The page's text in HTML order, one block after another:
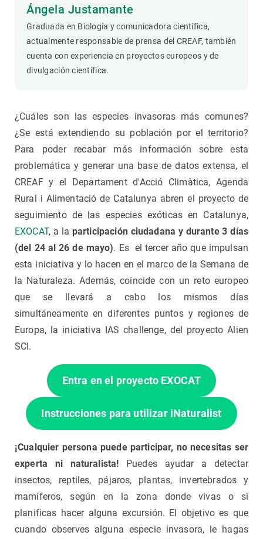
Ángela Justamante
Graduada en Biología y comunicadora científica,
actualmente responsable de prensa del CREAF, también
cuenta con experiencia en proyectos europeos y de
divulgación científica.
¿Cuáles son las especies invasoras más comunes?
¿Se está extendiendo su población por el territorio?
Para poder recabar más información sobre esta
problemática y generar una base de datos extensa, el
CREAF y el Departament d'Acció Climàtica, Agenda
Rural i Alimentació de Catalunya abren el proyecto de
seguimiento de las especies exóticas en Catalunya,
EXOCAT, a la participación ciudadana y durante 3 días
(del 24 al 26 de mayo). Es el tercer año que impulsan
esta iniciativa y lo hacen en el marco de la Semana de
la Naturaleza. Además, coincide con un reto europeo
que se llevará a cabo los mismos días
simultáneamente en diferentes puntos y regiones de
Europa, la iniciativa IAS challenge, del proyecto Alien
SCI.
Entra en el proyecto EXOCAT
Instrucciones para utilizar iNaturalist
¡Cualquier persona puede participar, no necesitas ser
experta ni naturalista!
Puedes ayudar a detectar
insectos, reptiles, pájaros, plantas, invertebrados y
mamíferos, según en la zona donde vivas o si
planificas hacer alguna excursión. El objetivo es que
cuando observes alguna especie invasora, le hagas